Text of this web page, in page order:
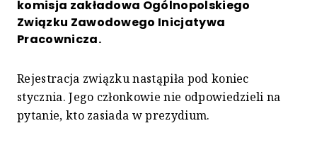
komisja zakładowa Ogólnopolskiego
Związku Zawodowego Inicjatywa
Pracownicza.
Rejestracja związku nastąpiła pod koniec
stycznia. Jego członkowie nie odpowiedzieli na
pytanie, kto zasiada w prezydium.